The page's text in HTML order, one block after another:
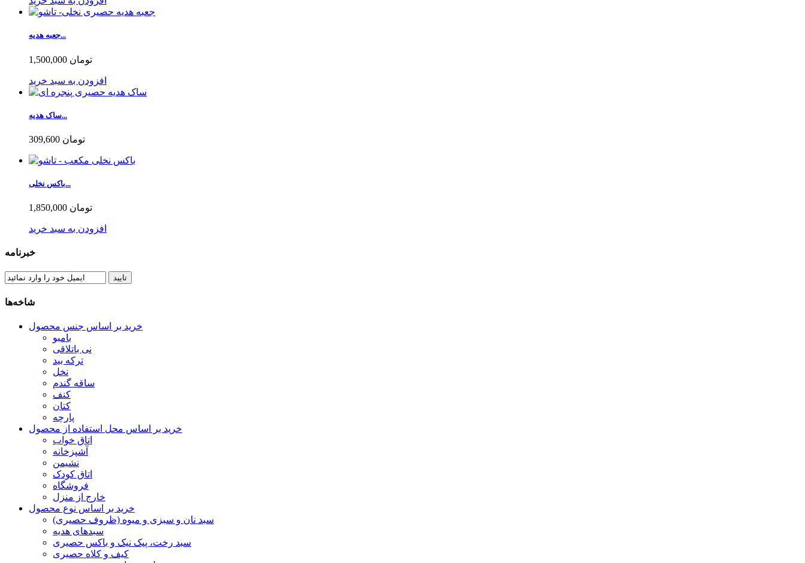
جعبه هدیه...
1,500,000 تومان
افزودن به سبد خرید
ساک هدیه...
309,600 تومان
باکس نخلی...
1,850,000 تومان
افزودن به سبد خرید
خبرنامه
تایید
شاخه‌ها
خرید بر اساس جنس محصول
بامبو
نی باتلاقی
ترکه بید
نخل
ساقه گندم
کنف
کتان
پارچه
خرید بر اساس محل استفاده از محصول
اتاق خواب
آشپزخانه
نشیمن
اتاق کودک
فروشگاه
خارج از منزل
خرید بر اساس نوع محصول
سبد نان و سبزی و میوه (ظروف حصیری)
سبدهای هدیه
سبد رخت، پیک نیک و باکس حصیری
کیف و کلاه حصیری